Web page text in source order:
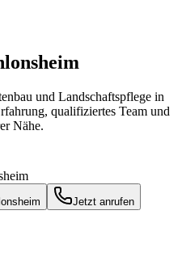
und Landschaftspflege in
qualifiziertes Team und
Nähe.
Jetzt anrufen